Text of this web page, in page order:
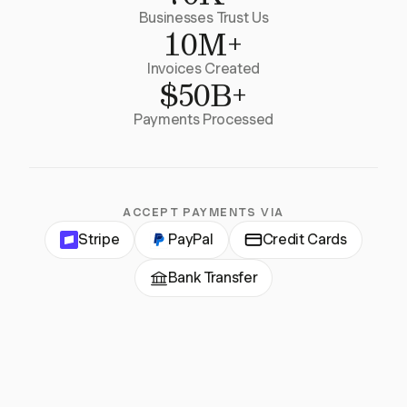
Businesses Trust Us
10M+
Invoices Created
$50B+
Payments Processed
ACCEPT PAYMENTS VIA
Stripe PayPal Credit Cards
Bank Transfer